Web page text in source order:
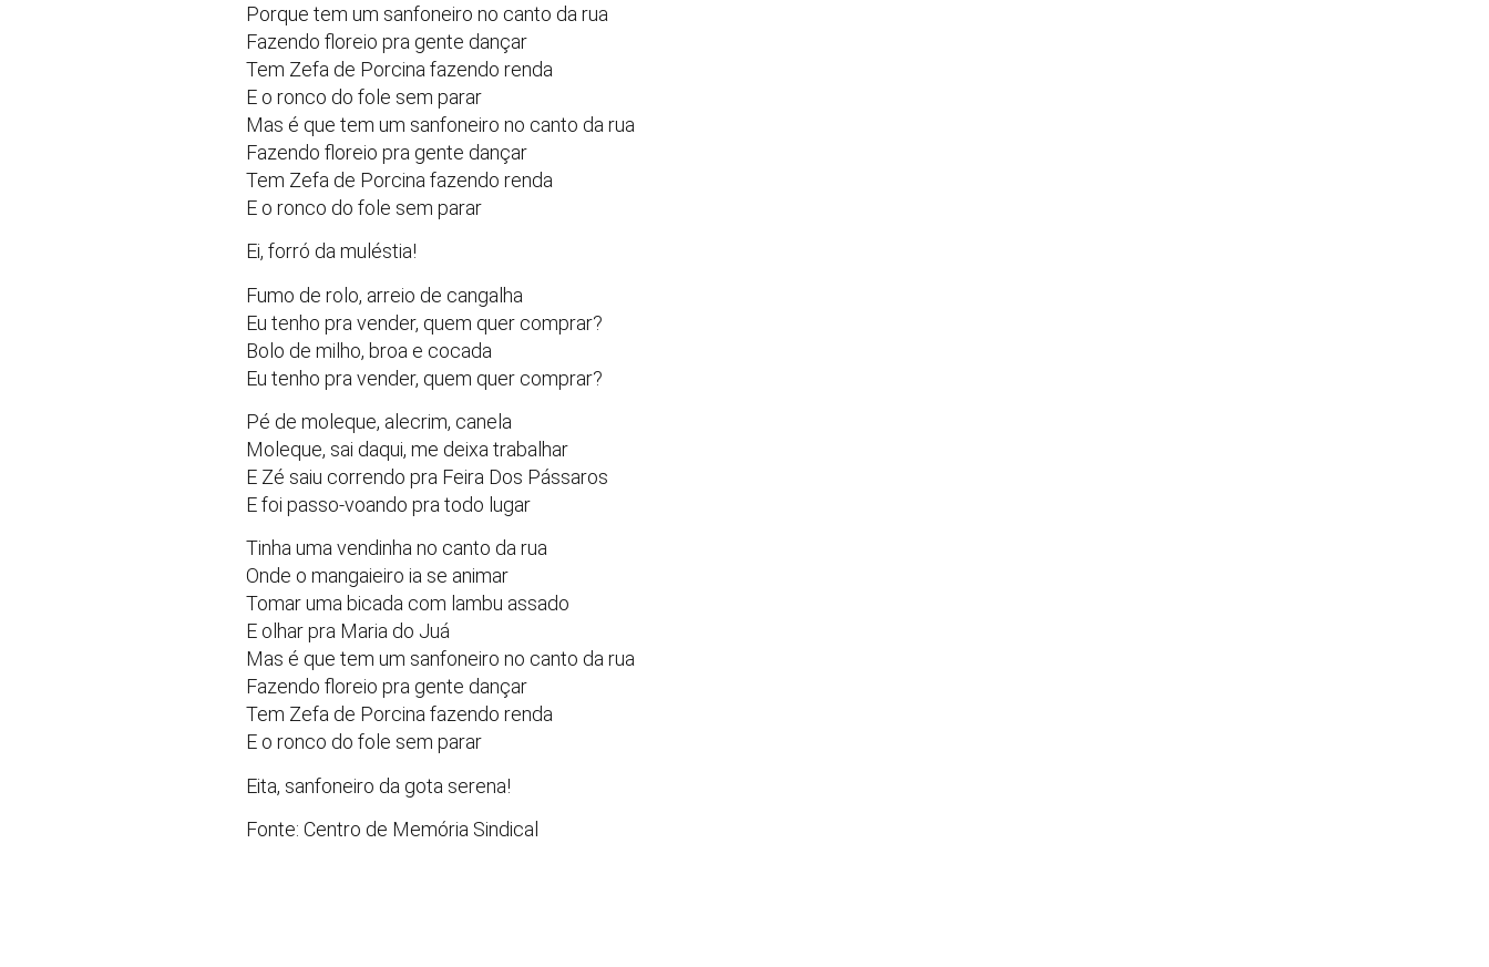
Porque tem um sanfoneiro no canto da rua
Fazendo floreio pra gente dançar
Tem Zefa de Porcina fazendo renda
E o ronco do fole sem parar
Mas é que tem um sanfoneiro no canto da rua
Fazendo floreio pra gente dançar
Tem Zefa de Porcina fazendo renda
E o ronco do fole sem parar
Ei, forró da muléstia!
Fumo de rolo, arreio de cangalha
Eu tenho pra vender, quem quer comprar?
Bolo de milho, broa e cocada
Eu tenho pra vender, quem quer comprar?
Pé de moleque, alecrim, canela
Moleque, sai daqui, me deixa trabalhar
E Zé saiu correndo pra Feira Dos Pássaros
E foi passo-voando pra todo lugar
Tinha uma vendinha no canto da rua
Onde o mangaieiro ia se animar
Tomar uma bicada com lambu assado
E olhar pra Maria do Juá
Mas é que tem um sanfoneiro no canto da rua
Fazendo floreio pra gente dançar
Tem Zefa de Porcina fazendo renda
E o ronco do fole sem parar
Eita, sanfoneiro da gota serena!
Fonte: Centro de Memória Sindical